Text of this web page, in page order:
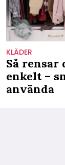
KLÄDER
Så rensar
enkelt –
använda